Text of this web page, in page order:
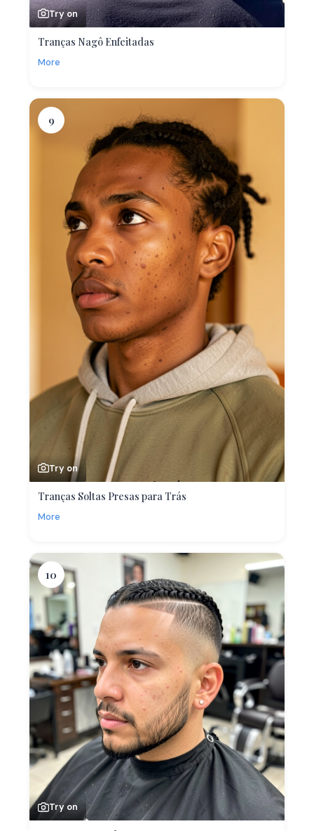
Try on
Tranças Nagô Enfeitadas
More
9
Try on
Tranças Soltas Presas para Trás
More
10
Try on